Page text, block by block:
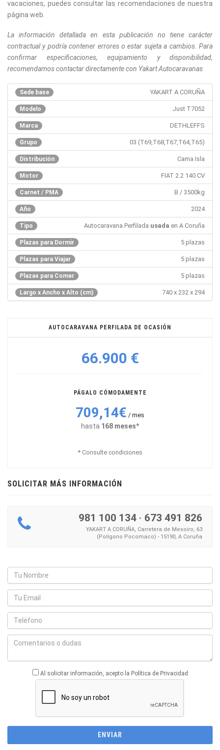
vacaciones, puedes consultar las recomendaciones de nuestra
página web.
La información detallada en esta publicación no tiene carácter
contractual y podría contener errores o estar sujeta a cambios. Para
confirmar especificaciones, equipamiento y disponibilidad,
recomendamos contactar directamente con Yakart Autocaravanas
Sede base YAKART A CORUÑA
Modelo Just T7052
Marca DETHLEFFS
Grupo 03 (T69,T68,T67,T64,T65)
Distribución Cama Isla
Motor FIAT 2.2 140 CV
Carnet / PMA B / 3500kg
Año 2024
Tipo Autocaravana Perfilada usada en A Coruña
Plazas para Dormir 5 plazas
Plazas para Viajar 5 plazas
Plazas para Comer 5 plazas
Largo x Ancho x Alto (cm) 740 x 232 x 294
AUTOCARAVANA PERFILADA DE OCASIÓN
66.900 €
PÁGALO CÓMODAMENTE
709,14€ / mes
hasta 168 meses*
* Consulte condiciones
SOLICITAR MÁS INFORMACIÓN
981 100 134 · 673 491 826
YAKART A CORUÑA, Carretera de Mesoiro, 63
(Polígono Pocomaco) - 15190, A Coruña
Al solicitar información, acepto la Política de Privacidad